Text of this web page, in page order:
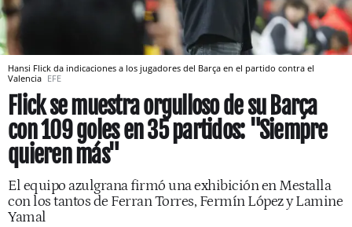
Hansi Flick da indicaciones a los jugadores del Barça en el partido contra el
Valencia EFE
Flick se muestra orgulloso de su Barça
con 109 goles en 35 partidos: "Siempre
quieren más"
El equipo azulgrana firmó una exhibición en Mestalla
con los tantos de Ferran Torres, Fermín López y Lamine
Yamal